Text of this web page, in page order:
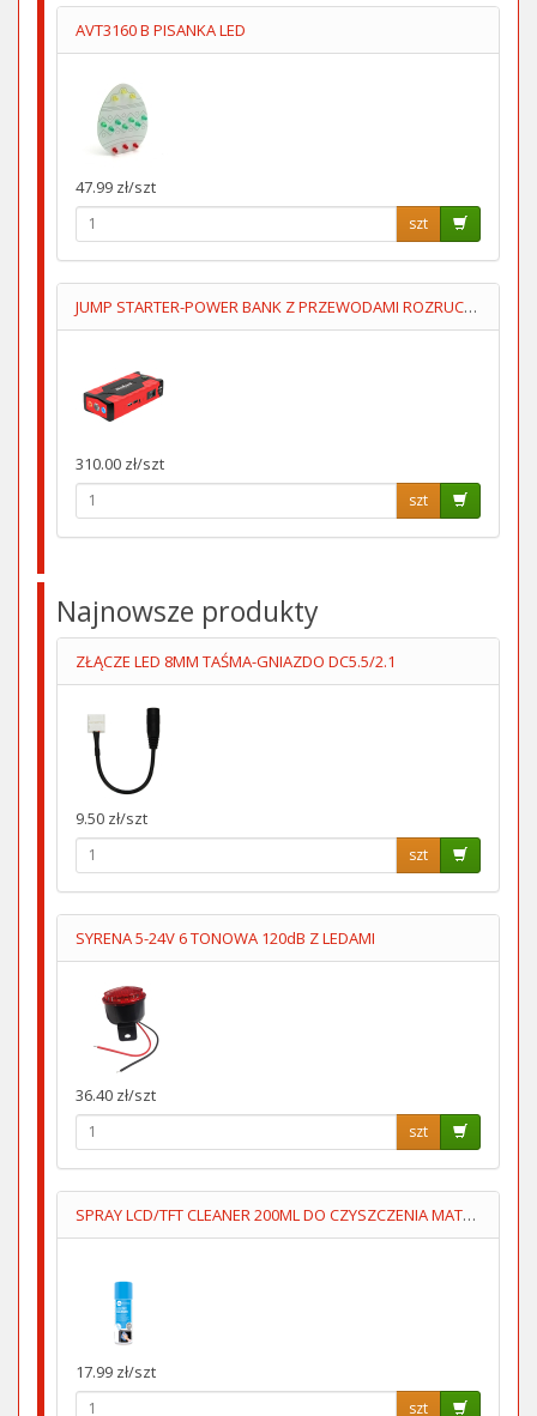
AVT3160 B PISANKA LED
47.99 zł/szt
szt
JUMP STARTER-POWER BANK Z PRZEWODAMI ROZRUCHOWYMI+KOMPRESOR
310.00 zł/szt
szt
Najnowsze produkty
ZŁĄCZE LED 8MM TAŚMA-GNIAZDO DC5.5/2.1
9.50 zł/szt
szt
SYRENA 5-24V 6 TONOWA 120dB Z LEDAMI
36.40 zł/szt
szt
SPRAY LCD/TFT CLEANER 200ML DO CZYSZCZENIA MATRYC LCD/TFT
17.99 zł/szt
szt